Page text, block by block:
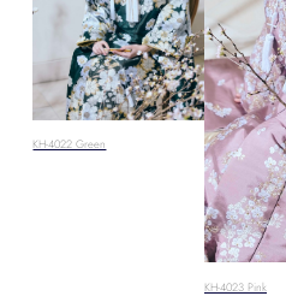
KH-4023 Pink
KH-4022 Green